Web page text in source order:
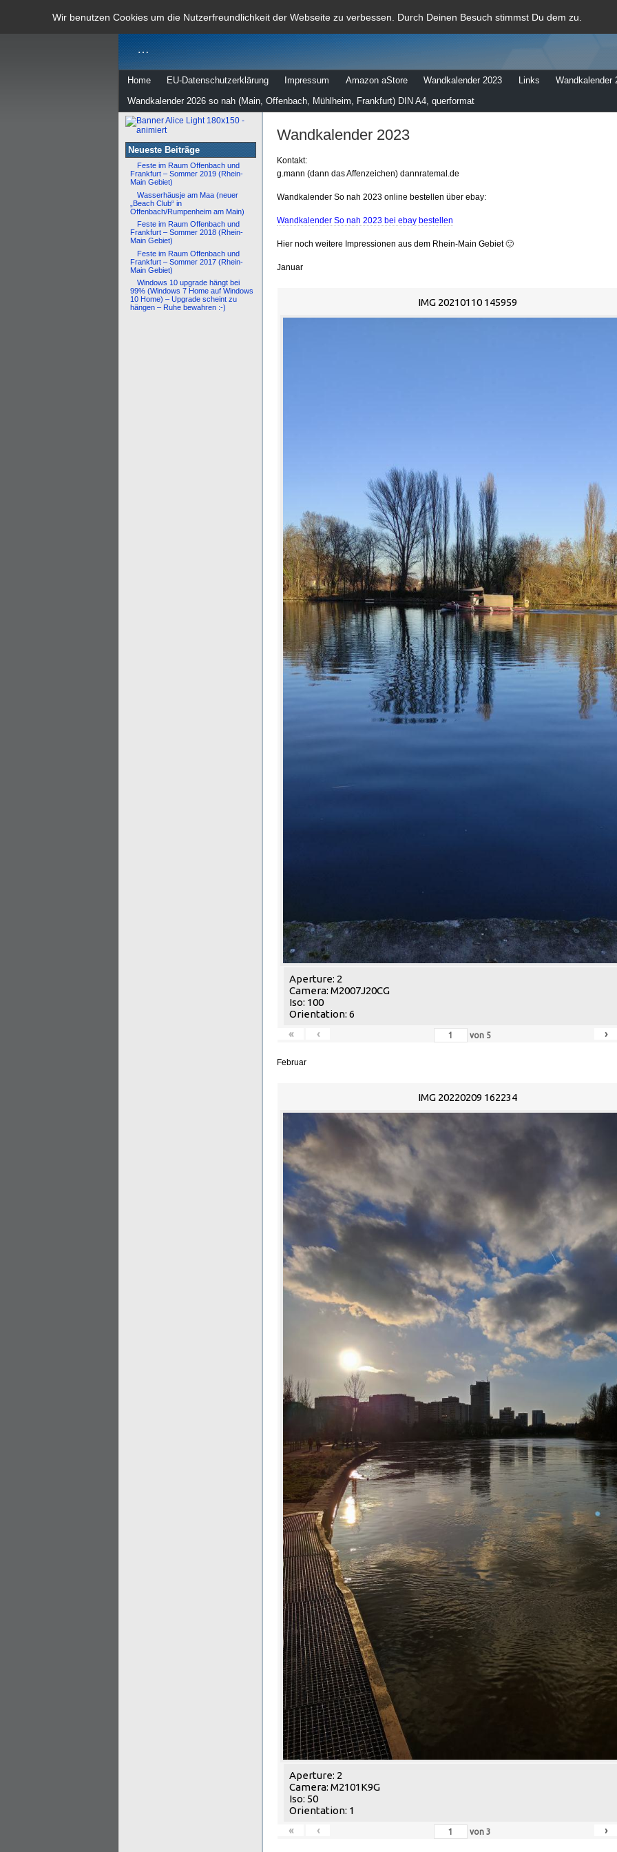
Wir benutzen Cookies um die Nutzerfreundlichkeit der Webseite zu verbessen. Durch Deinen Besuch stimmst Du dem zu.
dann rate mal
…
Home EU-Datenschutzerklärung Impressum Amazon aStore Wandkalender 2023 Links
Wandkalender
Wandkalender 2026 so nah (Main, Offenbach, Mühlheim, Frankfurt) DIN A4, querformat
Neueste Beiträge
Feste im Raum Offenbach und
Frankfurt – Sommer 2019 (Rhein-
Main Gebiet)
Wasserhäusje am Maa (neuer
„Beach Club“ in
Offenbach/Rumpenheim am Main)
Feste im Raum Offenbach und
Frankfurt – Sommer 2018 (Rhein-
Main Gebiet)
Feste im Raum Offenbach und
Frankfurt – Sommer 2017 (Rhein-
Main Gebiet)
Windows 10 upgrade hängt bei
99% (Windows 7 Home auf Windows
10 Home) – Upgrade scheint zu
hängen – Ruhe bewahren :-)
Wandkalender 2023
Kontakt:
g.mann (dann das Affenzeichen) dannratemal.de
Wandkalender So nah 2023 online bestellen über ebay:
Wandkalender So nah 2023 bei ebay bestellen
Hier noch weitere Impressionen aus dem Rhein-Main Gebiet 🙂
Januar
IMG 20210110 145959
Aperture: 2
Camera: M2007J20CG
Iso: 100
Orientation: 6
«
‹ von 5 ›
Februar
IMG 20220209 162234
Aperture: 2
Camera: M2101K9G
Iso: 50
Orientation: 1
«
‹ von 3 ›